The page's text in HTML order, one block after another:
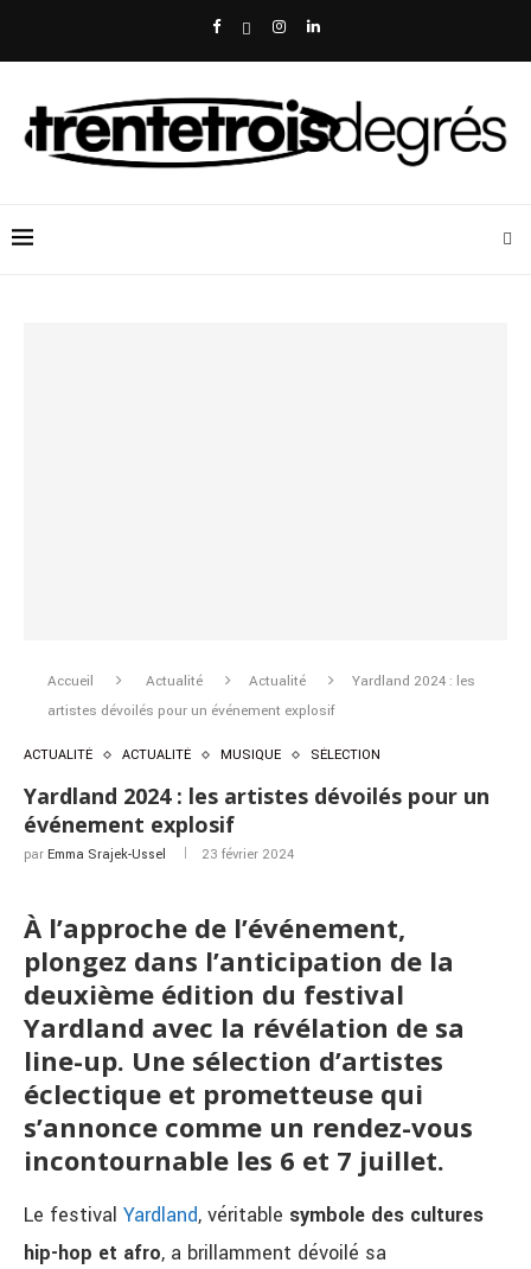
Accueil Actualité Actualité
Yardland 2024 : les
artistes dévoilés pour un événement explosif
ACTUALITÉ ACTUALITÉ MUSIQUE SÉLECTION
Yardland 2024 : les artistes dévoilés pour un
événement explosif
par Emma Srajek-Ussel 23 février 2024
À l’approche de l’événement,
plongez dans l’anticipation de la
deuxième édition du festival
Yardland avec la révélation de sa
line-up. Une sélection d’artistes
éclectique et prometteuse qui
s’annonce comme un rendez-vous
incontournable les 6 et 7 juillet.
Le festival Yardland, véritable symbole des cultures
hip-hop et afro, a brillamment dévoilé sa